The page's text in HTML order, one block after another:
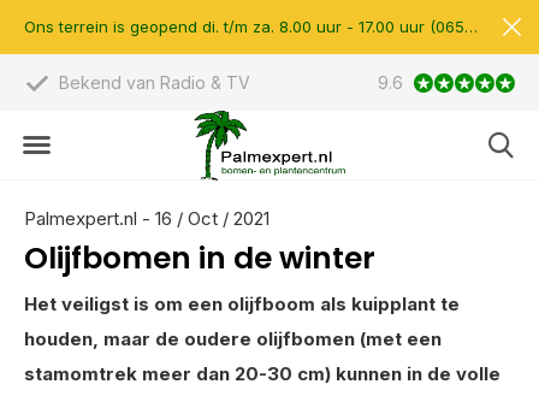
Bekend van Radio & TV Scherpe prijzen
9.6
Ons terrein is geopend di. t/m za. 8.00 uur - 17.00 uur (0657510597)
Palmexpert.nl - 16 / Oct / 2021
Olijfbomen in de winter
Het veiligst is om een olijfboom als kuipplant te
houden, maar de oudere olijfbomen (met een
stamomtrek meer dan 20-30 cm) kunnen in de volle